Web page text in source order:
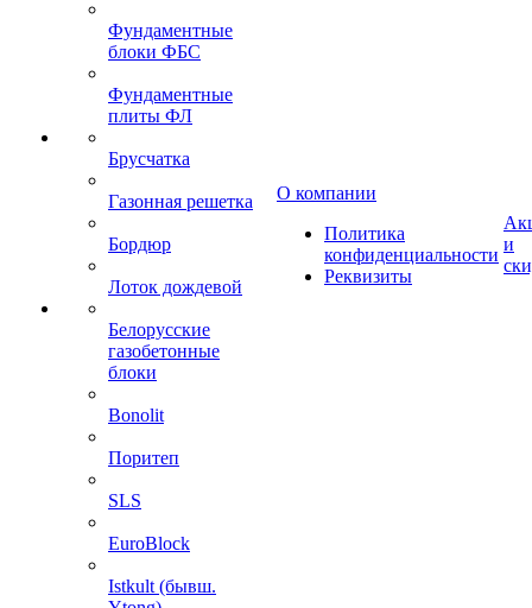
Фундаментные
блоки ФБС
Фундаментные
плиты ФЛ
Брусчатка
Газонная решетка
Бордюр
Лоток дождевой
Белорусские
газобетонные
блоки
Bonolit
Поритеп
SLS
EuroBlock
Istkult (бывш.
О компании
Политика
конфиденциальности
Реквизиты
и